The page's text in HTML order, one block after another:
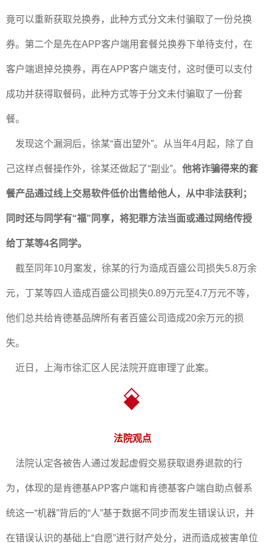
竟可以重新获取兑换券，此种方式分文未付骗取了一份兑换
券。第二个是先在APP客户端用套餐兑换券下单待支付，在
客户端退掉兑换券，再在APP客户端支付，这时便可以支付
成功并获得取餐码，此种方式等于分文未付骗取了一份套
餐。
发现这个漏洞后，徐某“喜出望外”。从当年4月起，除了自
己这样点餐操作外，徐某还做起了“副业”。 他将诈骗得来的套
餐产品通过线上交易软件低价出售给他人，从中非法获利；
同时还与同学有“福”同享，将犯罪方法当面或通过网络传授
给丁某等4名同学。
截至同年10月案发，徐某的行为造成百盛公司损失5.8万余
元，丁某等四人造成百盛公司损失0.89万元至4.7万元不等，
他们总共给肯德基品牌所有者百盛公司造成20余万元的损
失。
近日，上海市徐汇区人民法院开庭审理了此案。
法院观点
法院认定各被告人通过发起虚假交易获取退券退款的行
为，体现的是肯德基APP客户端和肯德基客户端自助点餐系
统这一“机器”背后的“人”基于数据不同步而发生错误认识，并
在错误认识的基础上“自愿”进行财产处分，进而造成被害单位